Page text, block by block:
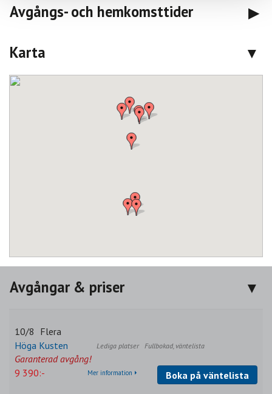
Avgångs- och hemkomsttider
Karta
Avgångar & priser
10/8 Flera
Höga Kusten
Garanterad avgång!
Fullbokad, väntelista
9 390:- Boka på väntelista
Mer information